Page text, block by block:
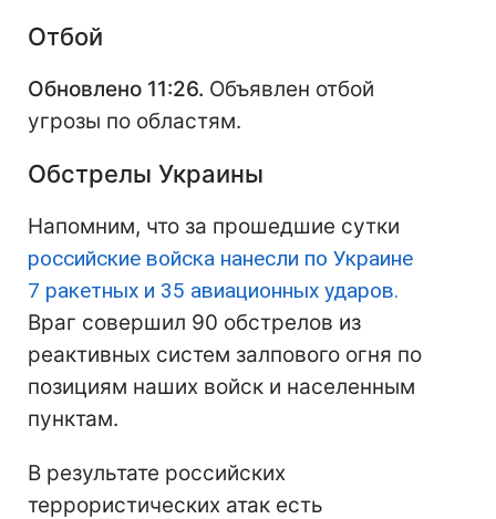
Отбой
Обновлено 11:26. Объявлен отбой
угрозы по областям.
Обстрелы Украины
Напомним, что за прошедшие сутки
российские войска нанесли по Украине
7 ракетных и 35 авиационных ударов.
Враг совершил 90 обстрелов из
реактивных систем залпового огня по
позициям наших войск и населенным
пунктам.
В результате российских
террористических атак есть